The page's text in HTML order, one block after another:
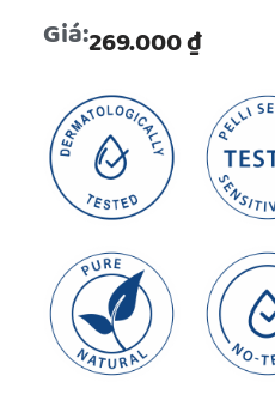
Giá:269.000₫